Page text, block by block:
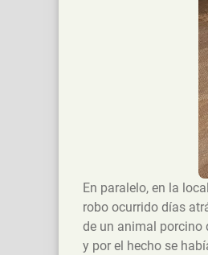
En paralelo, en la
robo ocurrido días
de un animal porcino
y por el hecho se